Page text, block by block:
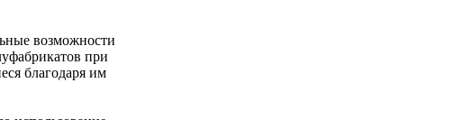
возможности
при
благодаря им